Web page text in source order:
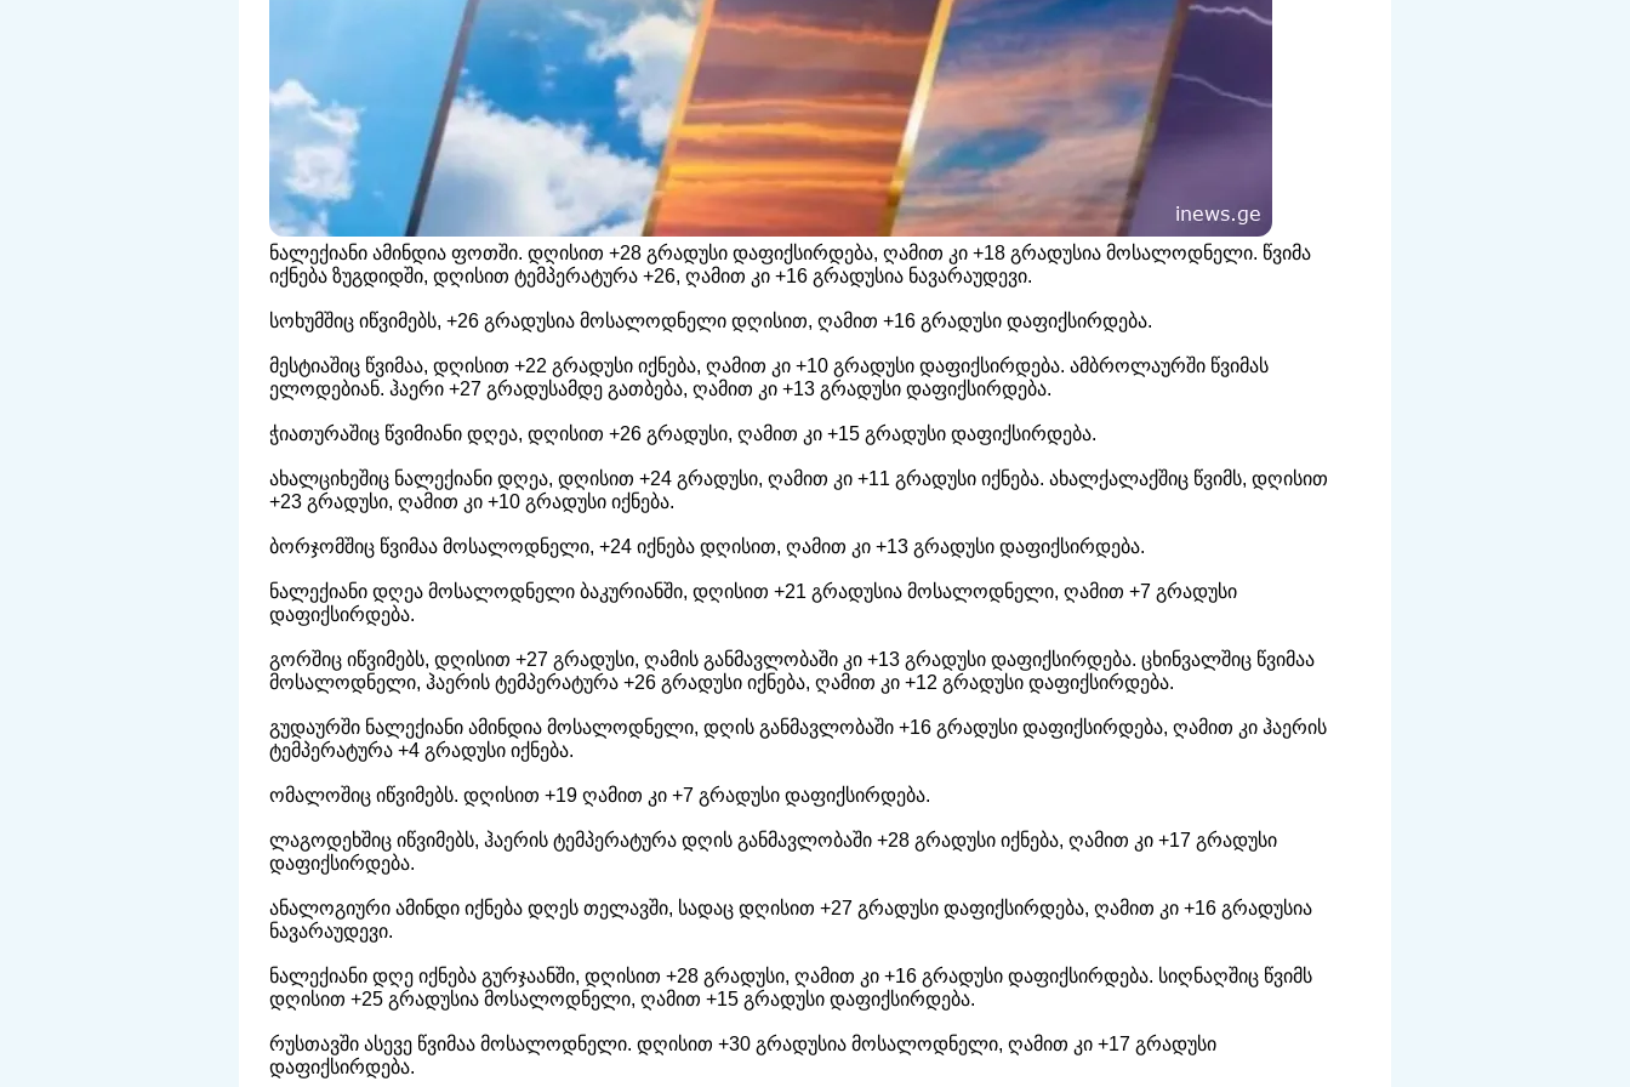
ნალექიანი ამინდია ფოთში. დღისით +28 გრადუსი დაფიქსირდება, ღამით კი +18 გრადუსია მოსალოდნელი. წვიმა
იქნება ზუგდიდში, დღისით ტემპერატურა +26, ღამით კი +16 გრადუსია ნავარაუდევი.
სოხუმშიც იწვიმებს, +26 გრადუსია მოსალოდნელი დღისით, ღამით +16 გრადუსი დაფიქსირდება.
მესტიაშიც წვიმაა, დღისით +22 გრადუსი იქნება, ღამით კი +10 გრადუსი დაფიქსირდება. ამბროლაურში წვიმას
ელოდებიან. ჰაერი +27 გრადუსამდე გათბება, ღამით კი +13 გრადუსი დაფიქსირდება.
ჭიათურაშიც წვიმიანი დღეა, დღისით +26 გრადუსი, ღამით კი +15 გრადუსი დაფიქსირდება.
ახალციხეშიც ნალექიანი დღეა, დღისით +24 გრადუსი, ღამით კი +11 გრადუსი იქნება. ახალქალაქშიც წვიმს, დღისით
+23 გრადუსი, ღამით კი +10 გრადუსი იქნება.
ბორჯომშიც წვიმაა მოსალოდნელი, +24 იქნება დღისით, ღამით კი +13 გრადუსი დაფიქსირდება.
ნალექიანი დღეა მოსალოდნელი ბაკურიანში, დღისით +21 გრადუსია მოსალოდნელი, ღამით +7 გრადუსი
დაფიქსირდება.
გორშიც იწვიმებს, დღისით +27 გრადუსი, ღამის განმავლობაში კი +13 გრადუსი დაფიქსირდება. ცხინვალშიც წვიმაა
მოსალოდნელი, ჰაერის ტემპერატურა +26 გრადუსი იქნება, ღამით კი +12 გრადუსი დაფიქსირდება.
გუდაურში ნალექიანი ამინდია მოსალოდნელი, დღის განმავლობაში +16 გრადუსი დაფიქსირდება, ღამით კი ჰაერის
ტემპერატურა +4 გრადუსი იქნება.
ომალოშიც იწვიმებს. დღისით +19 ღამით კი +7 გრადუსი დაფიქსირდება.
ლაგოდეხშიც იწვიმებს, ჰაერის ტემპერატურა დღის განმავლობაში +28 გრადუსი იქნება, ღამით კი +17 გრადუსი
დაფიქსირდება.
ანალოგიური ამინდი იქნება დღეს თელავში, სადაც დღისით +27 გრადუსი დაფიქსირდება, ღამით კი +16 გრადუსია
ნავარაუდევი.
ნალექიანი დღე იქნება გურჯაანში, დღისით +28 გრადუსი, ღამით კი +16 გრადუსი დაფიქსირდება. სიღნაღშიც წვიმს
დღისით +25 გრადუსია მოსალოდნელი, ღამით +15 გრადუსი დაფიქსირდება.
რუსთავში ასევე წვიმაა მოსალოდნელი. დღისით +30 გრადუსია მოსალოდნელი, ღამით კი +17 გრადუსი
დაფიქსირდება.